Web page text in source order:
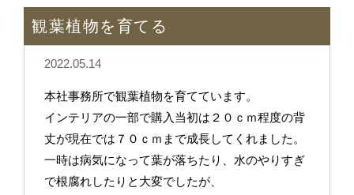
観葉植物を育てる
2022.05.14
本社事務所で観葉植物を育てています。
インテリアの一部で購入当初は２０ｃｍ程度の背
丈が現在では７０ｃｍまで成長してくれました。
一時は病気になって葉が落ちたり、水のやりすぎ
で根腐れしたりと大変でしたが、